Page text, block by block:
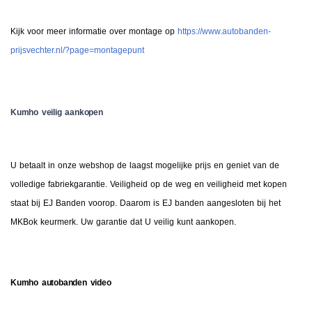
Kijk voor meer informatie over montage op https://www.autobanden-
prijsvechter.nl/?page=montagepunt
Kumho veilig aankopen
U betaalt in onze webshop de laagst mogelijke prijs en geniet van de
volledige fabriekgarantie. Veiligheid op de weg en veiligheid met kopen
staat bij EJ Banden voorop. Daarom is EJ banden aangesloten bij het
MKBok keurmerk. Uw garantie dat U veilig kunt aankopen.
Kumho autobanden video